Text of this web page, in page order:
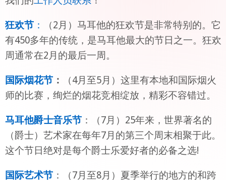
狂欢节：
（2月）马耳他的狂欢节是非常特别的。它
有450多年的传统，是马耳他最大的节日之一。狂欢
周通常在2月的最后一周。
国际烟花节：
（4月至5月）这里有本地和国际烟火
师的比赛，绚烂的烟花竞相绽放，精彩不容错过。
马耳他爵士音乐节：（7月）25年来，世界著名的
（爵士）艺术家在每年7月的第三个周末相聚于此。
这个节日绝对是每个爵士乐爱好者的必备之选!
国际艺术节：（7月至8月）夏季举行的地方的和跨